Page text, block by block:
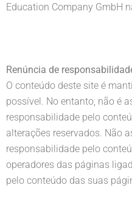
Education Company GmbH
Renúncia de
O conteúdo deste site é
possível. No entanto, não é
responsabilidade pelo
alterações reservados. Não
responsabilidade pelo
operadores das páginas
pelo conteúdo das suas